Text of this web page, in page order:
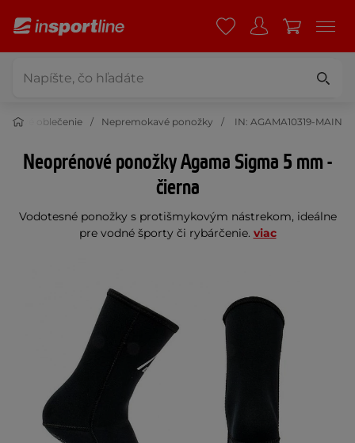
oblečenie Nepremokavé ponožky IN: AGAMA10319-MAIN
Neoprénové ponožky Agama Sigma 5 mm -
čierna
Vodotesné ponožky s protišmykovým nástrekom, ideálne
pre vodné športy či rybárčenie. viac